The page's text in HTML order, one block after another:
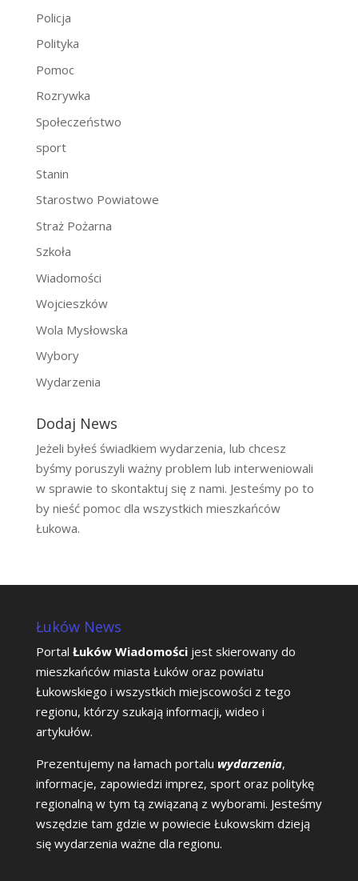
Policja
Polityka
Pomoc
Rozrywka
Społeczeństwo
sport
Stanin
Starostwo Powiatowe
Straż Pożarna
Szkoła
Wiadomości
Wojcieszków
Wola Mysłowska
Wybory
Wydarzenia
Dodaj News
Jeżeli byłeś świadkiem wydarzenia, lub chcesz
byśmy poruszyli ważny problem lub interweniowali
w sprawie to skontaktuj się z nami. Jesteśmy po to
by nieść pomoc dla wszystkich mieszkańców
Łukowa.
Łuków News
Portal Łuków Wiadomościjest skierowany do
mieszkańców miasta Łuków oraz powiatu
Łukowskiego i wszystkich miejscowości z tego
regionu, którzy szukają informacji, wideo i
artykułów.
Prezentujemy na łamach portalu wydarzenia,
informacje, zapowiedzi imprez, sport oraz politykę
regionalną w tym tą związaną z wyborami. Jesteśmy
wszędzie tam gdzie w powiecie Łukowskim dzieją
się wydarzenia ważne dla regionu.